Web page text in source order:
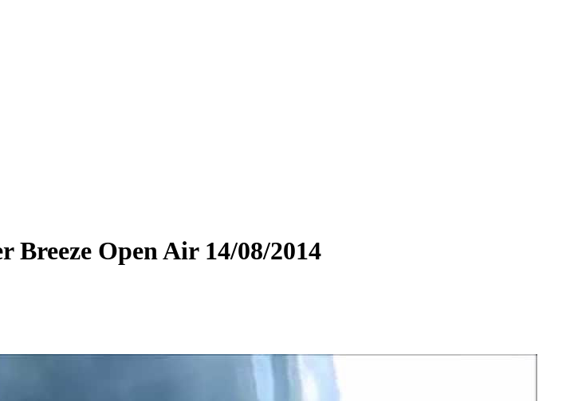
Open Air 14/08/2014